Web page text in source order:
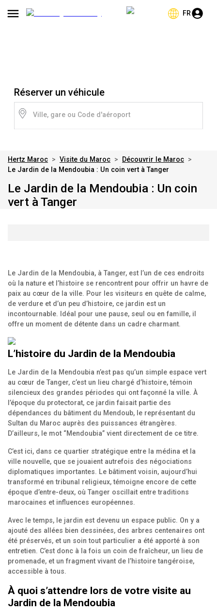
FR
Réserver un véhicule
Ville, gare ou Code d'aéroport
Hertz Maroc > Visite du Maroc > Découvrir le Maroc >
Le Jardin de la Mendoubia : Un coin vert à Tanger
Le Jardin de la Mendoubia : Un coin
vert à Tanger
Le Jardin de la Mendoubia, à Tanger, est l’un de ces endroits
où la nature et l’histoire se rencontrent pour offrir un havre de
paix au cœur de la ville. Pour les visiteurs en quête de calme,
de verdure et d’un peu d’histoire, ce jardin est un
incontournable. Idéal pour une pause, seul ou en famille, il
offre un moment de détente dans un cadre charmant.
L’histoire du Jardin de la Mendoubia
Le Jardin de la Mendoubia n’est pas qu’un simple espace vert
au cœur de Tanger, c’est un lieu chargé d’histoire, témoin
silencieux des grandes périodes qui ont façonné la ville. À
l’époque du protectorat, ce jardin faisait partie des
dépendances du bâtiment du Mendoub, le représentant du
Sultan du Maroc auprès des puissances étrangères.
D’ailleurs, le mot “Mendoubia” vient directement de ce titre.
C’est ici, dans ce quartier stratégique entre la médina et la
ville nouvelle, que se jouaient autrefois des négociations
diplomatiques importantes. Le bâtiment voisin, aujourd’hui
transformé en tribunal religieux, témoigne encore de cette
époque d’entre-deux, où Tanger oscillait entre traditions
marocaines et influences européennes.
Avec le temps, le jardin est devenu un espace public. On y a
ajouté des allées bien dessinées, des arbres centenaires ont
été préservés, et un soin tout particulier a été apporté à son
entretien. C’est donc à la fois un coin de fraîcheur, un lieu de
promenade, et un fragment vivant de l’histoire tangéroise,
accessible à tous.
À quoi s’attendre lors de votre visite au
Jardin de la Mendoubia